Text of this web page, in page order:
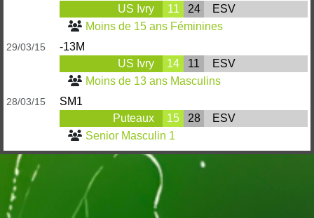
US Ivry
11 24
ESV
Moins de 15 ans Féminines
29/03/15
-13M
US Ivry
14 11
ESV
Moins de 13 ans Masculins
28/03/15
SM1
Puteaux
15 28
ESV
Senior Masculin 1